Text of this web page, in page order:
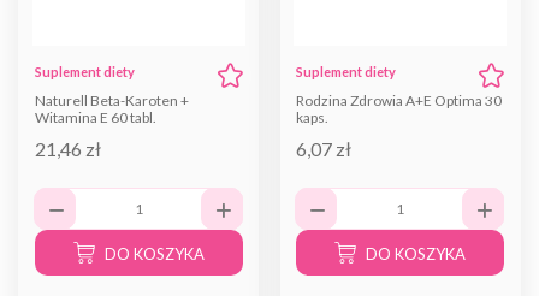
Suplement diety
Naturell Beta-Karoten +
Witamina E 60 tabl.
21,46 zł
DO KOSZYKA
Suplement diety
Rodzina Zdrowia A+E Optima 30
kaps.
6,07 zł
DO KOSZYKA